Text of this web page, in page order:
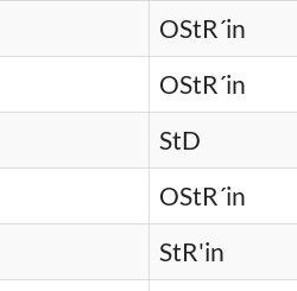
OStR´in
OStR´in
StD
OStR´in
StR'in